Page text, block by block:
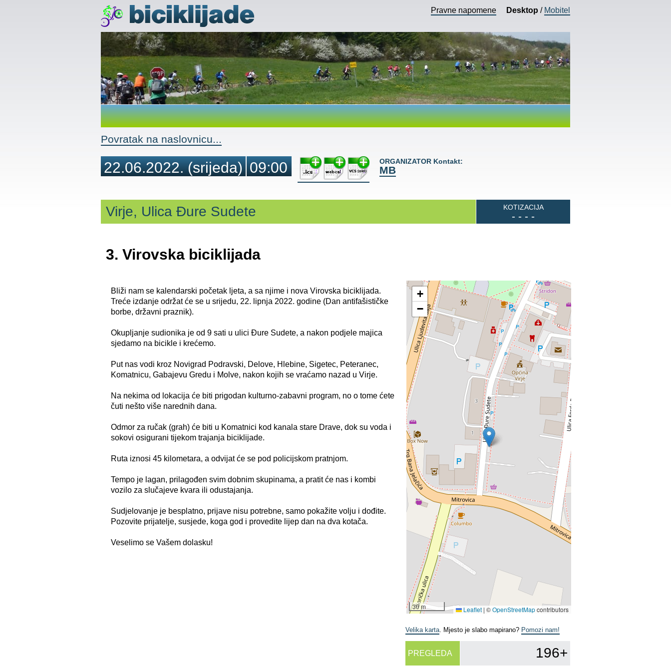
Pravne napomene Desktop / Mobitel
Povratak na naslovnicu...
22.06.2022.(srijeda) 09:00 ORGANIZATOR Kontakt:
MB
Virje, Ulica Đure Sudete KOTIZACIJA
- - - -
3. Virovska biciklijada
Bliži nam se kalendarski početak ljeta, a sa njime i nova Virovska biciklijada.
Treće izdanje održat će se u srijedu, 22. lipnja 2022. godine (Dan antifašističke
borbe, državni praznik).
Okupljanje sudionika je od 9 sati u ulici Đure Sudete, a nakon podjele majica
sjedamo na bicikle i krećemo.
Put nas vodi kroz Novigrad Podravski, Delove, Hlebine, Sigetec, Peteranec,
Komatnicu, Gabajevu Gredu i Molve, nakon kojih se vraćamo nazad u Virje.
Na nekima od lokacija će biti prigodan kulturno-zabavni program, no o tome ćete
čuti nešto više narednih dana.
Odmor za ručak (grah) će biti u Komatnici kod kanala stare Drave, dok su voda i
sokovi osigurani tijekom trajanja biciklijade.
Ruta iznosi 45 kilometara, a odvijat će se pod policijskom pratnjom.
Tempo je lagan, prilagođen svim dobnim skupinama, a pratit će nas i kombi
vozilo za slučajeve kvara ili odustajanja.
Sudjelovanje je besplatno, prijave nisu potrebne, samo pokažite volju i dođite.
Pozovite prijatelje, susjede, koga god i provedite lijep dan na dva kotača.
Veselimo se Vašem dolasku!
+
−
30 m Leaflet | ©OpenStreetMapcontributors
Velika karta. Mjesto je slabo mapirano? Pomozi nam!
PREGLEDA 196+